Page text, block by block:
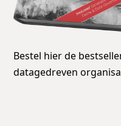
Bestel hier de
datagedreven